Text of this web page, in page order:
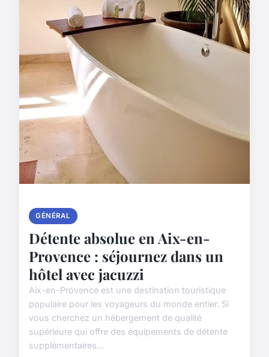
GÉNÉRAL
Détente absolue en Aix-en-
Provence : séjournez dans un
hôtel avec jacuzzi
Aix-en-Provence est une destination touristique
populaire pour les voyageurs du monde entier. Si
vous cherchez un hébergement de qualité
supérieure qui offre des équipements de détente
supplémentaires...